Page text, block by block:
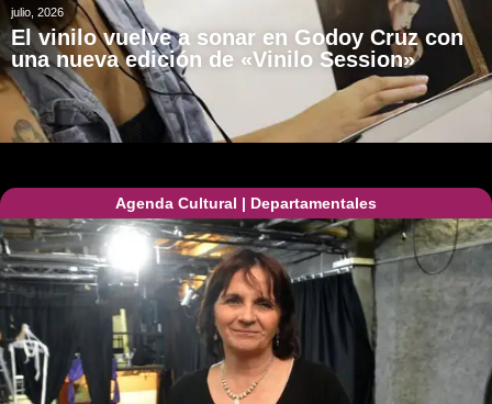
julio, 2026
El vinilo vuelve a sonar en Godoy Cruz con
una nueva edición de «Vinilo Session»
Agenda Cultural | Departamentales